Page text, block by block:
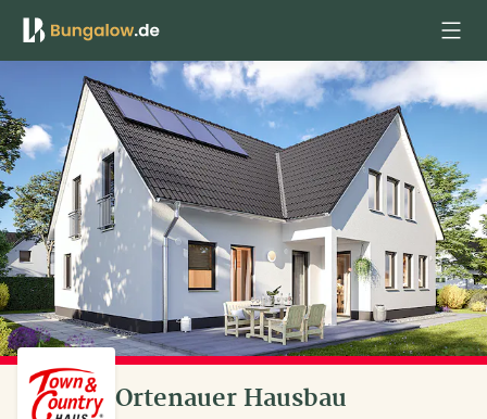
Anmelden
Ortenauer Hausbau